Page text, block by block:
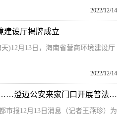
2022/12/14
建设厅揭牌成立
)12月13日，海南省营商环境建设厅
2022/12/14
天天播报:做游戏、送奖品……澄迈公安来家门口开展普法宣传了
市报12月13日消息（记者王燕珍）为